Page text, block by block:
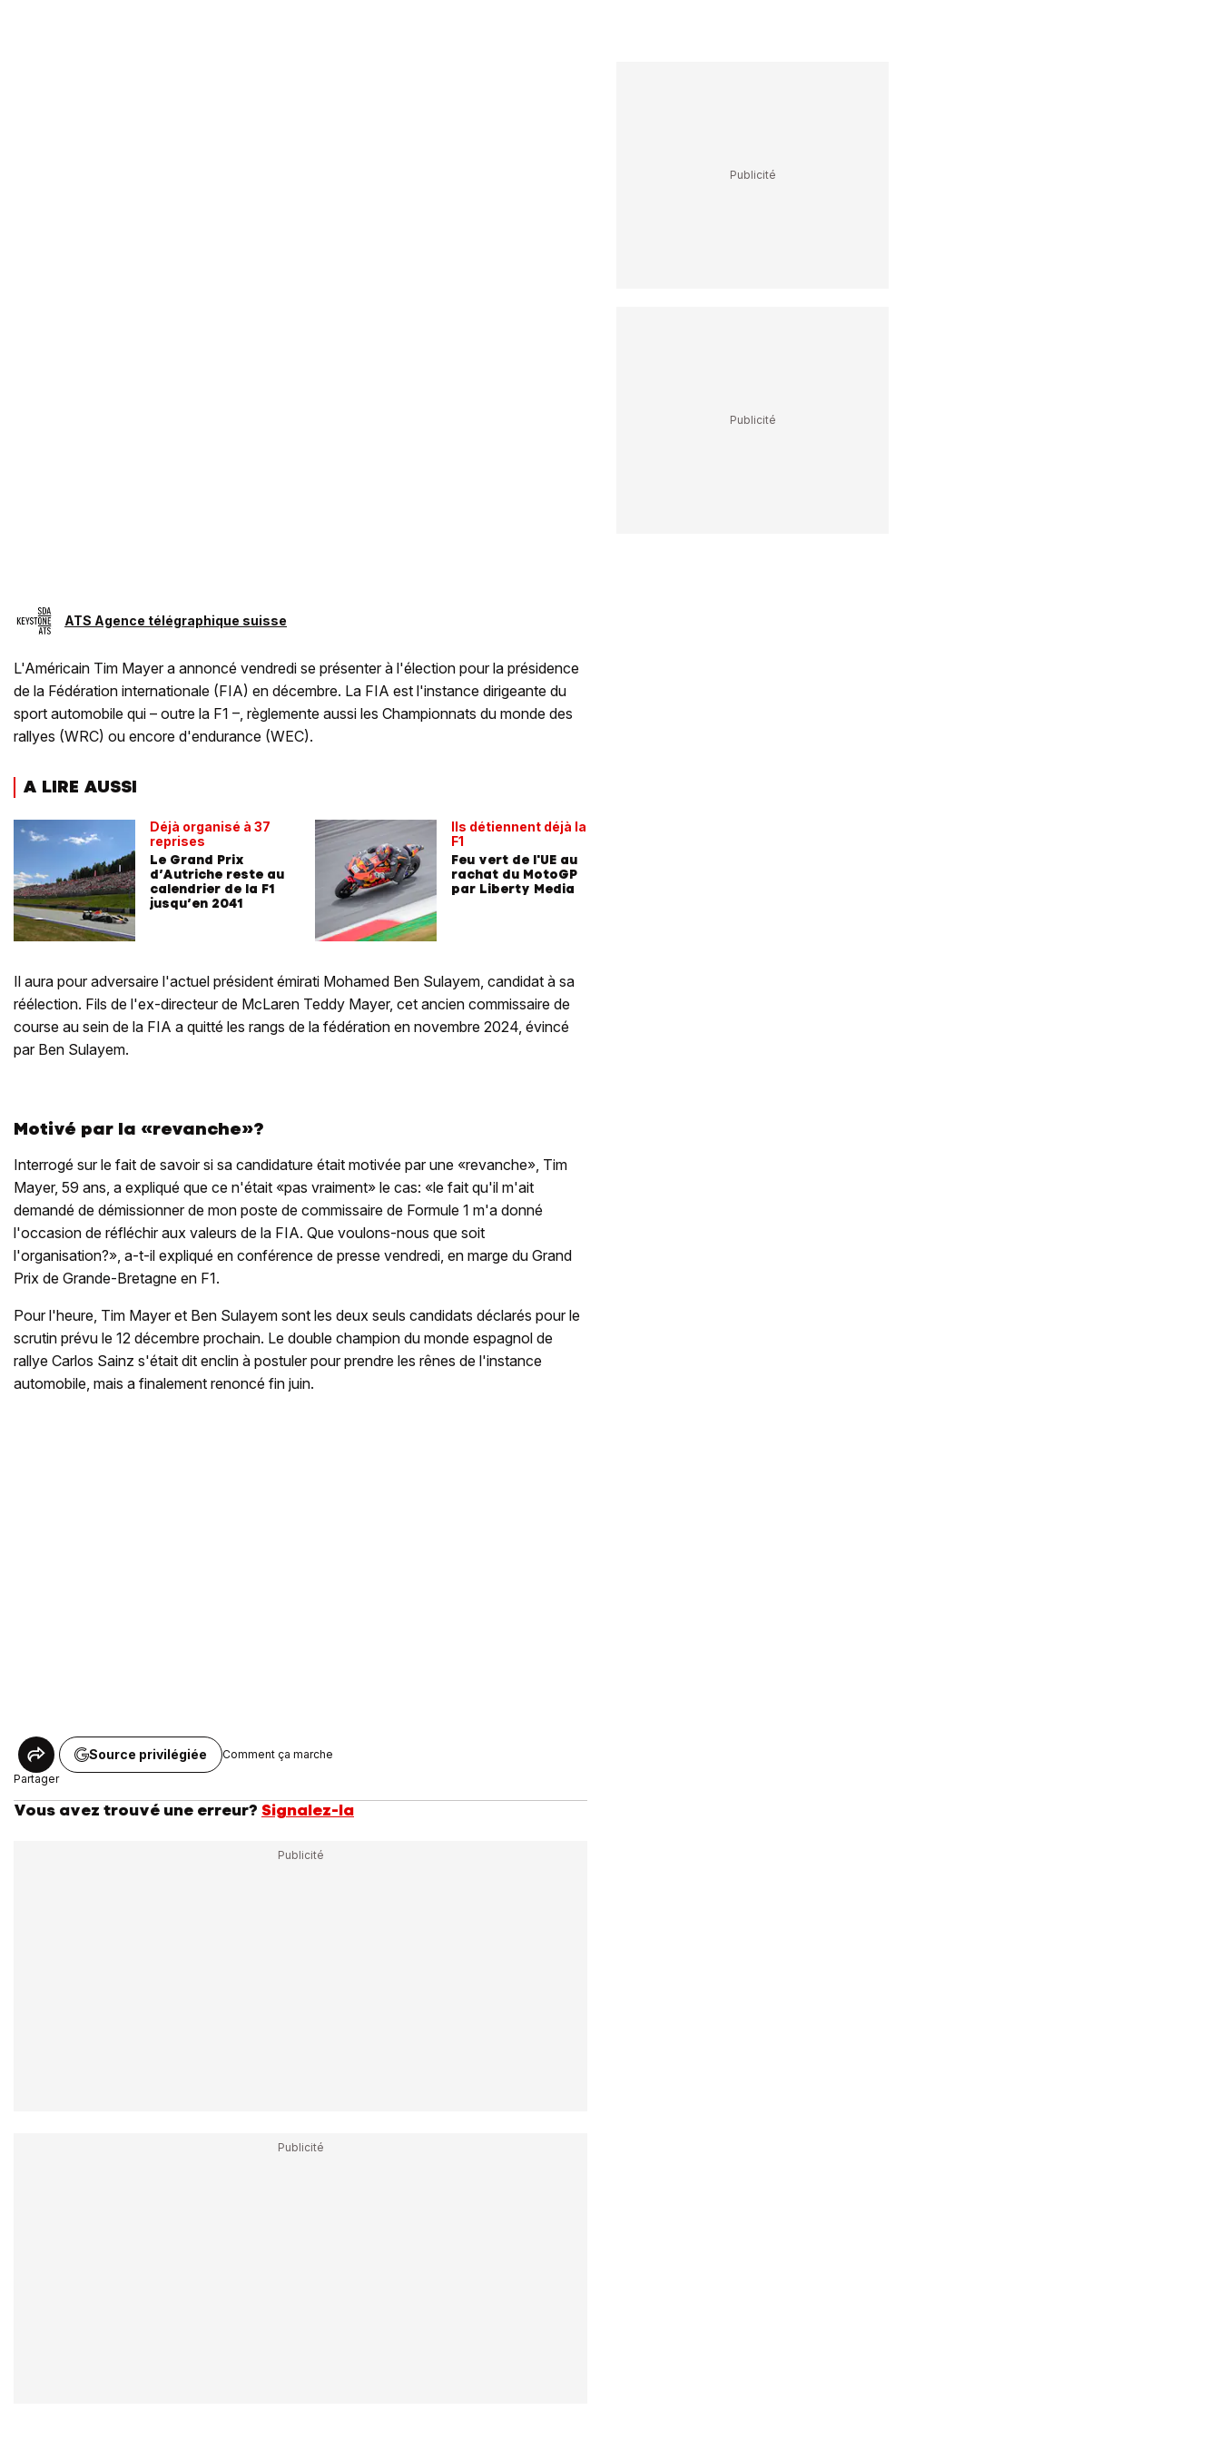
ATS Agence télégraphique suisse
L'Américain Tim Mayer a annoncé vendredi se présenter à l'élection pour la présidence
de la Fédération internationale (FIA) en décembre. La FIA est l'instance dirigeante du
sport automobile qui – outre la F1 –, règlemente aussi les Championnats du monde des
rallyes (WRC) ou encore d'endurance (WEC).
A LIRE AUSSI
Déjà organisé à 37
reprises
Le Grand Prix
d’Autriche reste au
calendrier de la F1
jusqu’en 2041
Ils détiennent déjà la
F1
Feu vert de l'UE au
rachat du MotoGP
par Liberty Media
Il aura pour adversaire l'actuel président émirati Mohamed Ben Sulayem, candidat à sa
réélection. Fils de l'ex-directeur de McLaren Teddy Mayer, cet ancien commissaire de
course au sein de la FIA a quitté les rangs de la fédération en novembre 2024, évincé
par Ben Sulayem.
Motivé par la «revanche»?
Interrogé sur le fait de savoir si sa candidature était motivée par une «revanche», Tim
Mayer, 59 ans, a expliqué que ce n'était «pas vraiment» le cas: «le fait qu'il m'ait
demandé de démissionner de mon poste de commissaire de Formule 1 m'a donné
l'occasion de réfléchir aux valeurs de la FIA. Que voulons-nous que soit
l'organisation?», a-t-il expliqué en conférence de presse vendredi, en marge du Grand
Prix de Grande-Bretagne en F1.
Pour l'heure, Tim Mayer et Ben Sulayem sont les deux seuls candidats déclarés pour le
scrutin prévu le 12 décembre prochain. Le double champion du monde espagnol de
rallye Carlos Sainz s'était dit enclin à postuler pour prendre les rênes de l'instance
automobile, mais a finalement renoncé fin juin.
Partager
Source privilégiée Comment ça marche
Vous avez trouvé une erreur? Signalez-la